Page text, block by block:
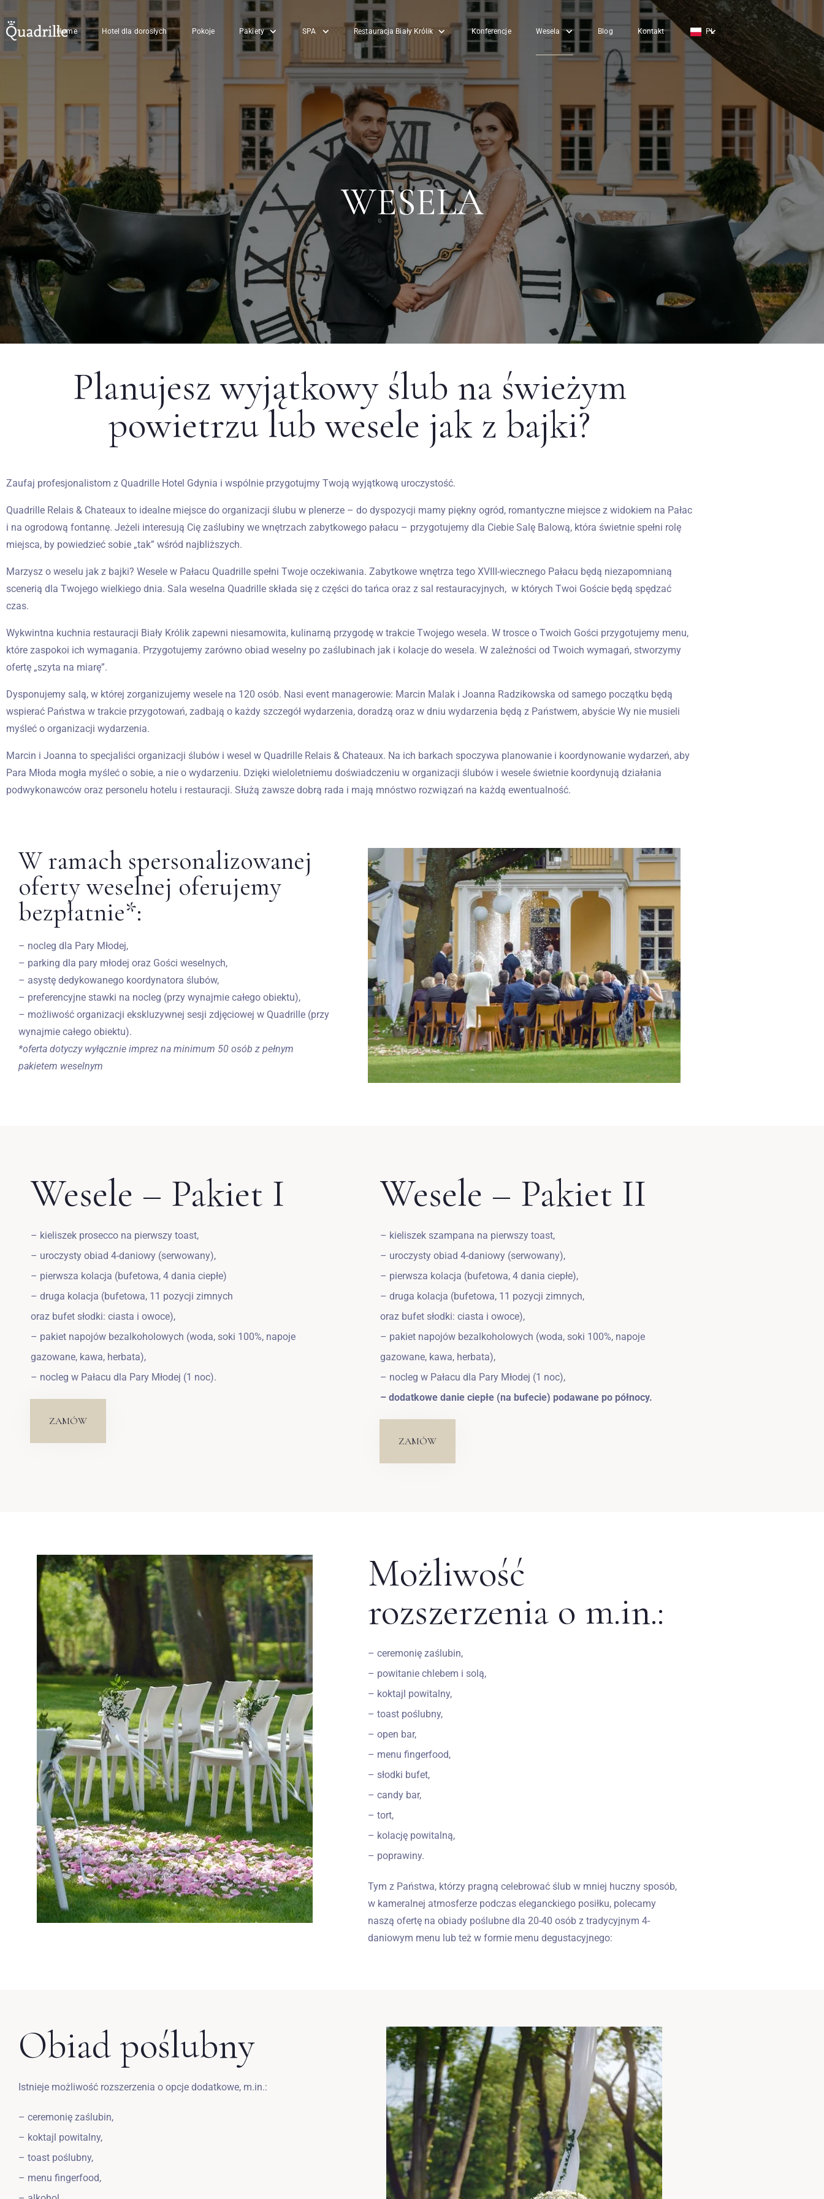
Home Hotel dla dorosłych Pokoje Pakiety SPA Restauracja Biały Królik Konferencje Wesela Blog Kontakt PL
WESELA
Planujesz wyjątkowy ślub na świeżym
powietrzu lub wesele jak z bajki?
Zaufaj profesjonalistom z Quadrille Hotel Gdynia i wspólnie przygotujmy Twoją wyjątkową uroczystość.
Quadrille Relais & Chateaux to idealne miejsce do organizacji ślubu w plenerze – do dyspozycji mamy piękny ogród, romantyczne miejsce z widokiem na Pałac
i na ogrodową fontannę. Jeżeli interesują Cię zaślubiny we wnętrzach zabytkowego pałacu – przygotujemy dla Ciebie Salę Balową, która świetnie spełni rolę
miejsca, by powiedzieć sobie „tak” wśród najbliższych.
Marzysz o weselu jak z bajki? Wesele w Pałacu Quadrille spełni Twoje oczekiwania. Zabytkowe wnętrza tego XVIII-wiecznego Pałacu będą niezapomnianą
scenerią dla Twojego wielkiego dnia. Sala weselna Quadrille składa się z części do tańca oraz z sal restauracyjnych, w których Twoi Goście będą spędzać
czas.
Wykwintna kuchnia restauracji Biały Królik zapewni niesamowita, kulinarną przygodę w trakcie Twojego wesela. W trosce o Twoich Gości przygotujemy menu,
które zaspokoi ich wymagania. Przygotujemy zarówno obiad weselny po zaślubinach jak i kolacje do wesela. W zależności od Twoich wymagań, stworzymy
ofertę „szyta na miarę”.
Dysponujemy salą, w której zorganizujemy wesele na 120 osób. Nasi event managerowie: Marcin Malak i Joanna Radzikowska od samego początku będą
wspierać Państwa w trakcie przygotowań, zadbają o każdy szczegół wydarzenia, doradzą oraz w dniu wydarzenia będą z Państwem, abyście Wy nie musieli
myśleć o organizacji wydarzenia.
Marcin i Joanna to specjaliści organizacji ślubów i wesel w Quadrille Relais & Chateaux. Na ich barkach spoczywa planowanie i koordynowanie wydarzeń, aby
Para Młoda mogła myśleć o sobie, a nie o wydarzeniu. Dzięki wieloletniemu doświadczeniu w organizacji ślubów i wesele świetnie koordynują działania
podwykonawców oraz personelu hotelu i restauracji. Służą zawsze dobrą rada i mają mnóstwo rozwiązań na każdą ewentualność.
W ramach spersonalizowanej
oferty weselnej oferujemy
bezpłatnie*:
– nocleg dla Pary Młodej,
– parking dla pary młodej oraz Gości weselnych,
– asystę dedykowanego koordynatora ślubów,
– preferencyjne stawki na nocleg (przy wynajmie całego obiektu),
– możliwość organizacji ekskluzywnej sesji zdjęciowej w Quadrille (przy
wynajmie całego obiektu).
*oferta dotyczy wyłącznie imprez na minimum 50 osób z pełnym
pakietem weselnym
Wesele – Pakiet I
– kieliszek prosecco na pierwszy toast,
– uroczysty obiad 4-daniowy (serwowany),
– pierwsza kolacja (bufetowa, 4 dania ciepłe)
– druga kolacja (bufetowa, 11 pozycji zimnych
oraz bufet słodki: ciasta i owoce),
– pakiet napojów bezalkoholowych (woda, soki 100%, napoje
gazowane, kawa, herbata),
– nocleg w Pałacu dla Pary Młodej (1 noc).
ZAMÓW
Wesele – Pakiet II
– kieliszek szampana na pierwszy toast,
– uroczysty obiad 4-daniowy (serwowany),
– pierwsza kolacja (bufetowa, 4 dania ciepłe),
– druga kolacja (bufetowa, 11 pozycji zimnych,
oraz bufet słodki: ciasta i owoce),
– pakiet napojów bezalkoholowych (woda, soki 100%, napoje
gazowane, kawa, herbata),
– nocleg w Pałacu dla Pary Młodej (1 noc),
– dodatkowe danie ciepłe (na bufecie) podawane po północy.
ZAMÓW
Możliwość
rozszerzenia o m.in.:
– ceremonię zaślubin,
– powitanie chlebem i solą,
– koktajl powitalny,
– toast poślubny,
– open bar,
– menu fingerfood,
– słodki bufet,
– candy bar,
– tort,
– kolację powitalną,
– poprawiny.
Tym z Państwa, którzy pragną celebrować ślub w mniej huczny sposób,
w kameralnej atmosferze podczas eleganckiego posiłku, polecamy
naszą ofertę na obiady poślubne dla 20-40 osób z tradycyjnym 4-
daniowym menu lub też w formie menu degustacyjnego:
Obiad poślubny
Istnieje możliwość rozszerzenia o opcje dodatkowe, m.in.:
– ceremonię zaślubin,
– koktajl powitalny,
– toast poślubny,
– menu fingerfood,
Dzieci